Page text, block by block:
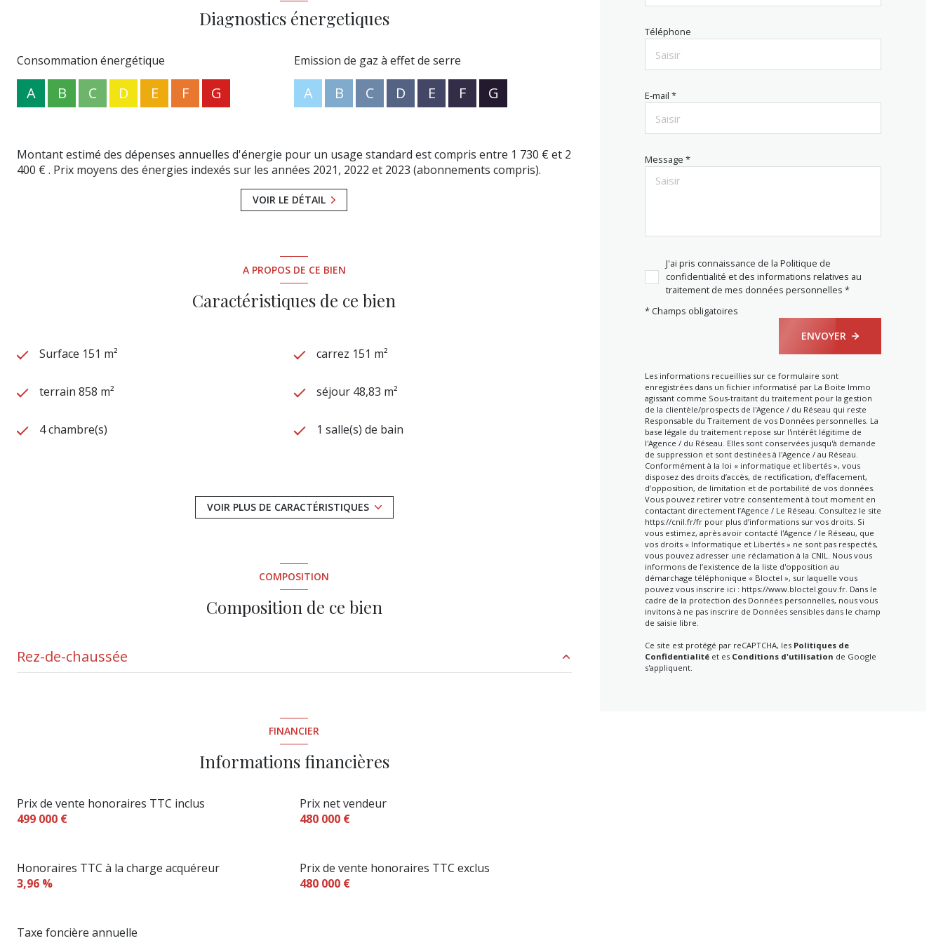
commerces de la résidence Les Edens Stationnement pour jusqu’à 4 véhicules sur la parcelle Un
environnement calme, verdoyant, avec un vrai esprit “Bassin”. Les atouts clés du bien Quartier recherché
Diagnostics énergetiques
Consommation énergétique
A B C D E F G
Emission de gaz à effet de serre
A B C D E F G
Montant estimé des dépenses annuelles d'énergie pour un usage standard est compris entre 1 730 € et 2
400 € . Prix moyens des énergies indexés sur les années 2021, 2022 et 2023 (abonnements compris).
VOIR LE DÉTAIL
A PROPOS DE CE BIEN
Caractéristiques de ce bien
Surface 151 m² carrez 151 m²
terrain 858 m² séjour 48,83 m²
4 chambre(s) 1 salle(s) de bain
4 parking(s)
quartier Meyran
VOIR PLUS DE CARACTÉRISTIQUES
COMPOSITION
Composition de ce bien
Rez-de-chaussée
chambre
buanderie
WC
FINANCIER
Informations financières
Prix de vente honoraires TTC inclus
499 000 €
Prix net vendeur
480 000 €
Prix de vente honoraires TTC exclus
480 000 €
Honoraires TTC à la charge acquéreur
3,96 %
Taxe foncière annuelle
Téléphone
E-mail *
Message *
J'ai pris connaissance de la Politique de
confidentialité et des informations relatives au
traitement de mes données personnelles *
* Champs obligatoires
ENVOYER
Les informations recueillies sur ce formulaire sont
enregistrées dans un fichier informatisé par La Boite Immo
agissant comme Sous-traitant du traitement pour la gestion
de la clientèle/prospects de l'Agence / du Réseau qui reste
Responsable du Traitement de vos Données personnelles. La
base légale du traitement repose sur l'intérêt légitime de
l'Agence / du Réseau. Elles sont conservées jusqu'à demande
de suppression et sont destinées à l'Agence / au Réseau.
Conformément à la loi « informatique et libertés », vous
disposez des droits d’accès, de rectification, d’effacement,
d’opposition, de limitation et de portabilité de vos données.
Vous pouvez retirer votre consentement à tout moment en
contactant directement l’Agence / Le Réseau. Consultez le site
https://cnil.fr/frpour plus d’informations sur vos droits. Si
vous estimez, après avoir contacté l'Agence / le Réseau, que
vos droits « Informatique et Libertés » ne sont pas respectés,
vous pouvez adresser une réclamation à la CNIL. Nous vous
informons de l’existence de la liste d'opposition au
démarchage téléphonique « Bloctel », sur laquelle vous
pouvez vous inscrire ici : https://www.bloctel.gouv.fr. Dans le
cadre de la protection des Données personnelles, nous vous
invitons à ne pas inscrire de Données sensibles dans le champ
de saisie libre.
Ce site est protégé par reCAPTCHA, les Politiques de
Confidentialitéet es Conditions d'utilisation de Google
s'appliquent.